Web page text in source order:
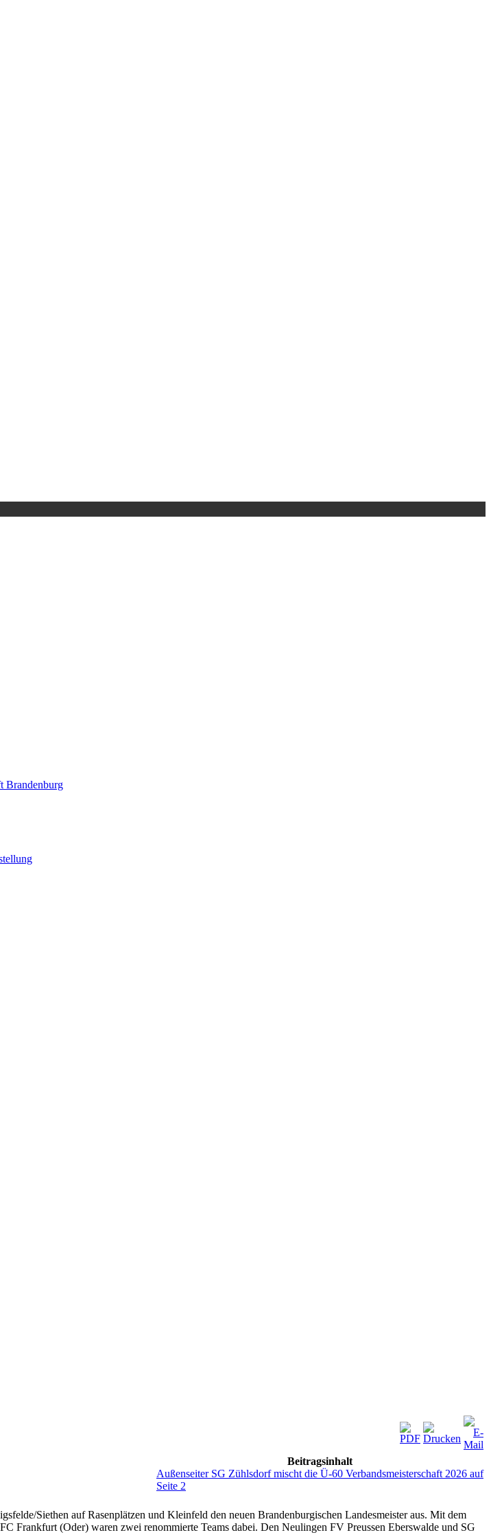
Brandenburg
Beitragsinhalt
Außenseiter SG Zühlsdorf mischt die Ü-60 Verbandsmeisterschaft 2026 auf
Seite 2
Siethen auf Rasenplätzen und Kleinfeld den neuen Brandenburgischen Landesmeister aus. Mit dem
Frankfurt (Oder) waren zwei renommierte Teams dabei. Den Neulingen FV Preussen Eberswalde und SG